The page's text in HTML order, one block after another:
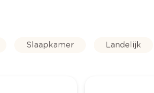
Slaapkamer Landelijk